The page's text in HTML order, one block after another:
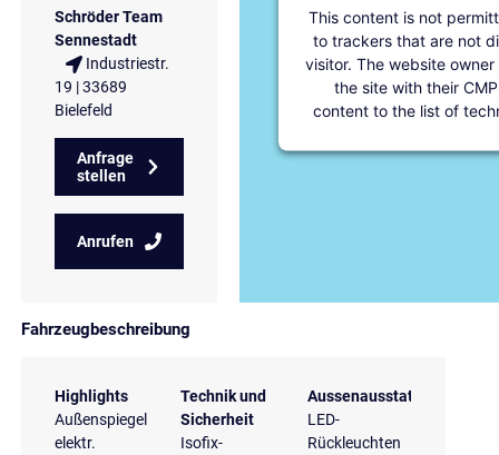
Schröder Team
Sennestadt
Industriestr.
19 | 33689
Bielefeld
Anfrage
stellen
Anrufen
This content is not
to trackers that are not
visitor. The website
the site with their
content to the list of
Fahrzeugbeschreibung
Highlights
Außenspiegel
elektr.
Technik und
Sicherheit
Isofix-
Aussenausstattung
LED-
Rückleuchten